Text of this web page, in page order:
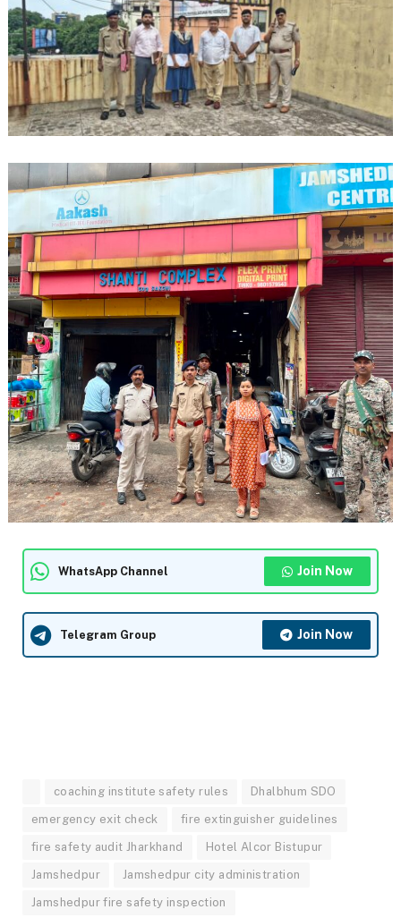
WhatsApp Channel Join Now
Telegram Group Join Now
coaching institute safety rules Dhalbhum SDO
emergency exit check fire extinguisher guidelines
fire safety audit Jharkhand Hotel Alcor Bistupur
Jamshedpur Jamshedpur city administration
Jamshedpur fire safety inspection